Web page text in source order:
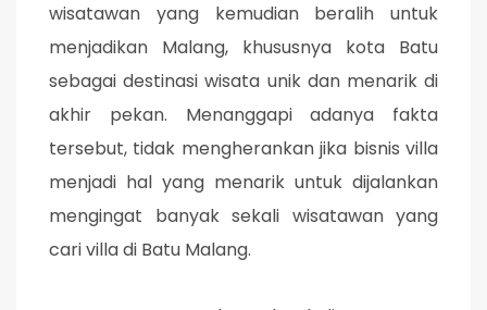
wisatawan yang kemudian beralih untuk
menjadikan Malang, khususnya kota Batu
sebagai destinasi wisata unik dan menarik di
akhir pekan. Menanggapi adanya fakta
tersebut, tidak mengherankan jika bisnis villa
menjadi hal yang menarik untuk dijalankan
mengingat banyak sekali wisatawan yang
cari villa di Batu Malang.